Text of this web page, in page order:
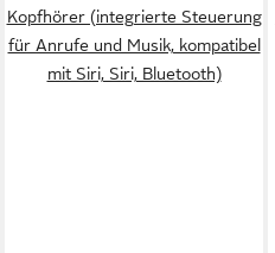
Kopfhörer (integrierte Steuerung
für Anrufe und Musik, kompatibel
mit Siri, Siri, Bluetooth)